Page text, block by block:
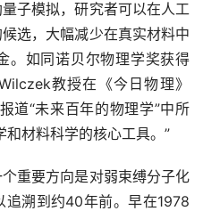
子模拟，研究者可以在人工
选，大幅减少在真实材料中
。如同诺贝尔物理学奖获得
教授在《今日物理》
道“未来百年的物理学”中所
和材料科学的核心工具。”
要方向是对弱束缚分子化
追溯到约40年前。早在1978